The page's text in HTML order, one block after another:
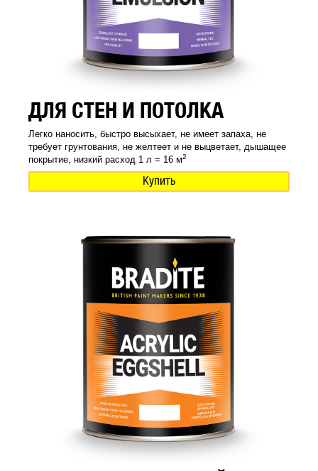
ДЛЯ СТЕН И ПОТОЛКА
Легко наносить, быстро высыхает, не имеет запаха, не
требует грунтования, не желтеет и не выцветает, дышащее
покрытие, низкий расход 1 л = 16 м2
Купить